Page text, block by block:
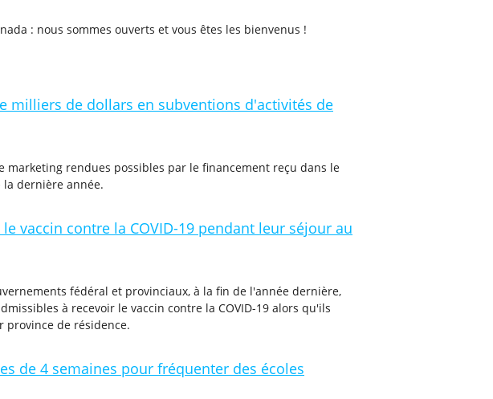
: nous sommes ouverts et vous êtes les bienvenus !
milliers de dollars en subventions d'activités de
rendues possibles par le financement reçu dans le
la dernière année.
vaccin contre la COVID-19 pendant leur séjour au
fédéral et provinciaux, à la fin de l'année dernière,
à recevoir le vaccin contre la COVID-19 alors qu'ils
province de résidence.
de 4 semaines pour fréquenter des écoles